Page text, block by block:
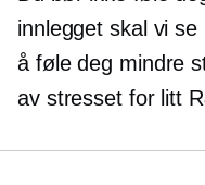
innlegget skal vi
å føle deg mindre
av stresset for litt